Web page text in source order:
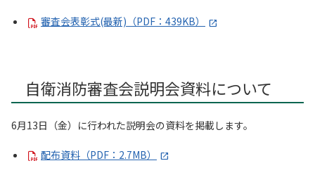
審査会表彰式(最新)（PDF：439KB）
自衛消防審査会説明会資料について
6月13日（金）に行われた説明会の資料を掲載します。
配布資料（PDF：2.7MB）